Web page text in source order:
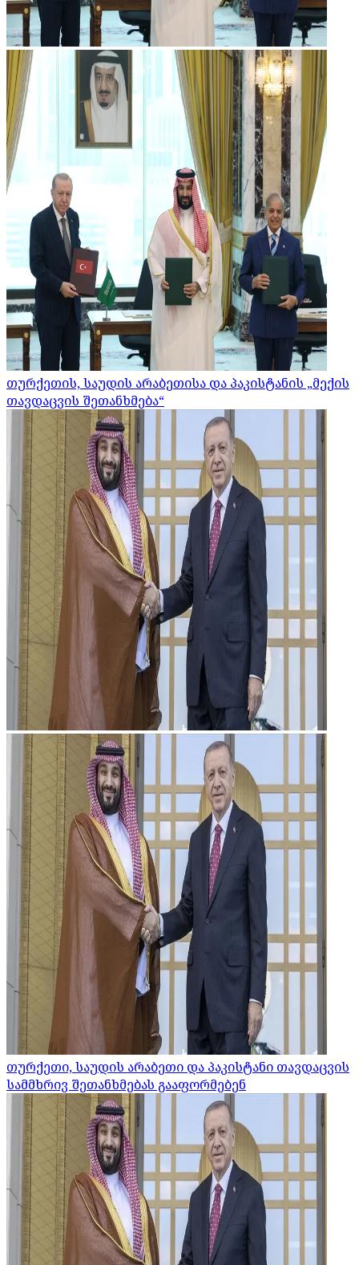
თურქეთის, საუდის არაბეთისა და პაკისტანის „მექის
თავდაცვის შეთანხმება“
თურქეთი, საუდის არაბეთი და პაკისტანი თავდაცვის
სამმხრივ შეთანხმებას გააფორმებენ